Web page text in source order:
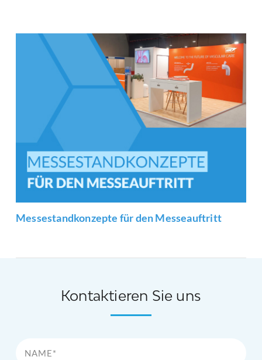
Messestandkonzepte für den Messeauftritt
Kontaktieren Sie uns